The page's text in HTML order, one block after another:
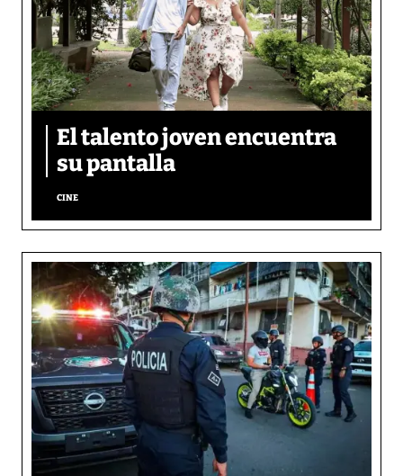
El talento joven encuentra
su pantalla​
CINE